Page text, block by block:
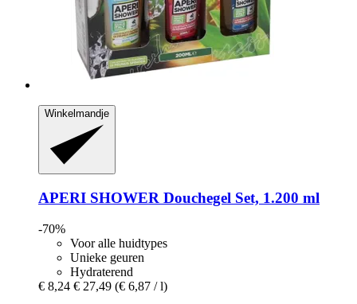
Winkelmandje
APERI SHOWER Douchegel Set, 1.200 ml
-70%
Voor alle huidtypes
Unieke geuren
Hydraterend
€ 8,24 € 27,49 (€ 6,87 / l)